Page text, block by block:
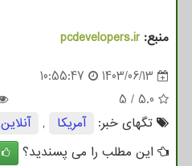
منبع:pcdevelopers.ir
1403/06/13
10:55:47
5.0
/
5
تگهای خبر:
آمریكا , آنلاین
این مطلب را می پسندید؟